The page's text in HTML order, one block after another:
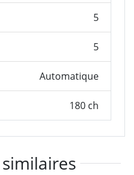
5
5
Automatique
180 ch